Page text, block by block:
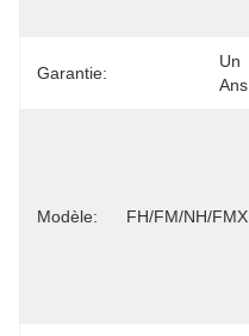
Garantie:
Un
Ans
Modèle: FH/FM/NH/FMX